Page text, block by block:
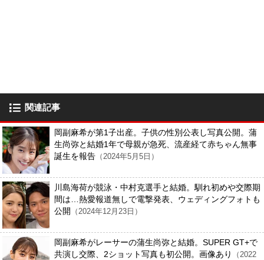
関連記事
岡副麻希が第1子出産。子供の性別公表し写真公開。蒲
生尚弥と結婚1年で母親が急死、流産経て赤ちゃん無事
誕生を報告 （2024年5月5日）
川島海荷が競泳・中村克選手と結婚。馴れ初めや交際期
間は…熱愛報道無しで電撃発表、ウェディングフォトも
公開
（2024年12月23日）
岡副麻希がレーサーの蒲生尚弥と結婚。SUPER GT+で
共演し交際、2ショット写真も初公開。画像あり
（2022